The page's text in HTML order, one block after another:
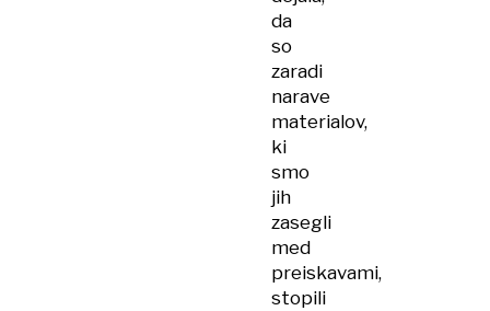
da
so
zaradi
narave
materialov,
ki
smo
jih
zasegli
med
preiskavami,
stopili